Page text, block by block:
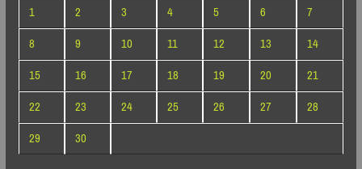
1
2 3 4 5 6
7
8
9 10 11 12 13
14
15
16 17 18 19 20
21
22
23 24 25 26 27
28
29
30